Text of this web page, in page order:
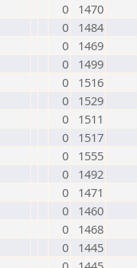
0
1470
0
1484
0
1469
0
1499
0
1516
0
1529
0
1511
0
1517
0
1555
0
1492
0
1471
0
1460
0
1468
0
1445